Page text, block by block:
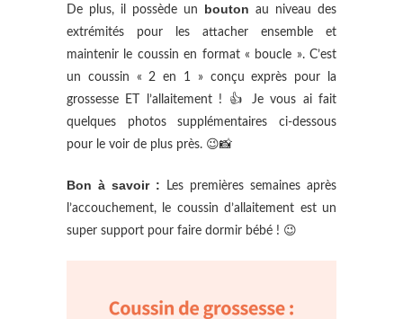
De plus, il possède un bouton au niveau des
extrémités pour les attacher ensemble et
maintenir le coussin en format « boucle ». C’est
un coussin « 2 en 1 » conçu exprès pour la
grossesse ET l’allaitement ! 👍 Je vous ai fait
quelques photos supplémentaires ci-dessous
pour le voir de plus près. 😉📸
Bon à savoir : Les premières semaines après
l’accouchement, le coussin d’allaitement est un
super support pour faire dormir bébé ! 😉